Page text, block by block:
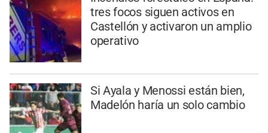
tres focos siguen activos en
Castellón y activaron un amplio
operativo
Si Ayala y Menossi están bien,
Madelón haría un solo cambio